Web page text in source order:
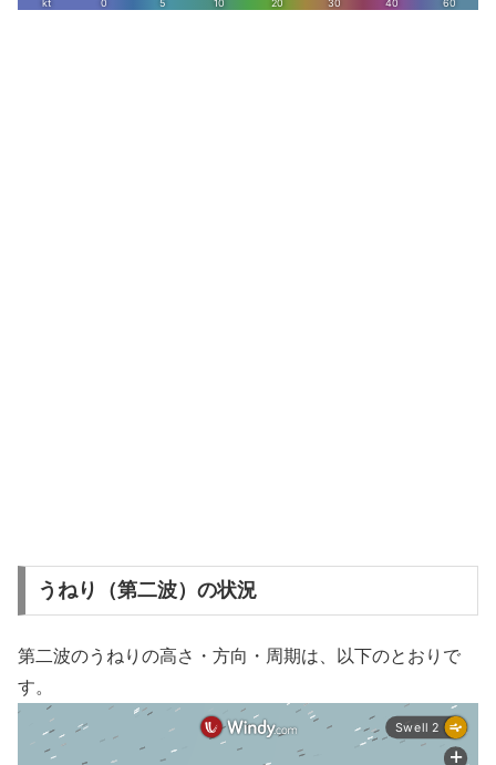
うねり（第二波）の状況
第二波のうねりの高さ・方向・周期は、以下のとおりで
す。